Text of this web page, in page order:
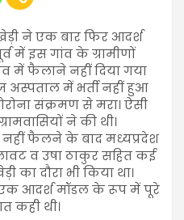
ने एक बार फिर आदर्श
में इस गांव के ग्रामीणों
में फैलाने नहीं दिया गया
अस्पताल में भर्ती नहीं हुआ
संक्रमण से मरा। ऐसी
ने की थी।
नहीं फैलने के बाद मध्यप्रदेश
व उषा ठाकुर सहित कई
का दौरा भी किया था।
आदर्श मॉडल के रूप में पूरे
कही थी।